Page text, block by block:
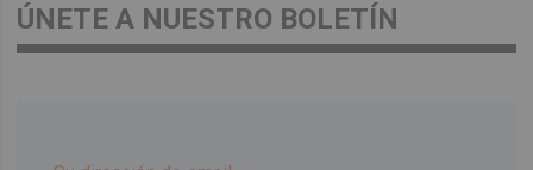
ÚNETE A NUESTRO BOLETÍN